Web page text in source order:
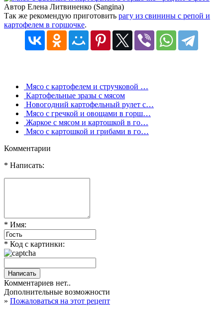
Автор Елена Литвиненко (Sangina)
Так же рекомендую приготовить рагу из свинины с репой и
картофелем в горшочке.
Мясо с картофелем и стручковой …
Картофельные зразы с мясом
Новогодний картофельный рулет с…
Мясо с гречкой и овощами в горш…
Жаркое с мясом и картошкой в го…
Мясо с картошкой и грибами в го…
Комментарии
* Написать:
* Имя:
* Код с картинки:
Комментариев нет..
Дополнительные возможности
» Пожаловаться на этот рецепт